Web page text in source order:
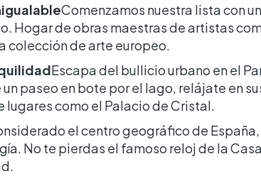
Comenzamos nuestra lista con
Hogar de obras maestras de artistas
colección de arte europeo.
Escapa del bullicio urbano en el
paseo en bote por el lago, relájate en
como el Palacio de Cristal.
el centro geográfico de España,
No te pierdas el famoso reloj de la